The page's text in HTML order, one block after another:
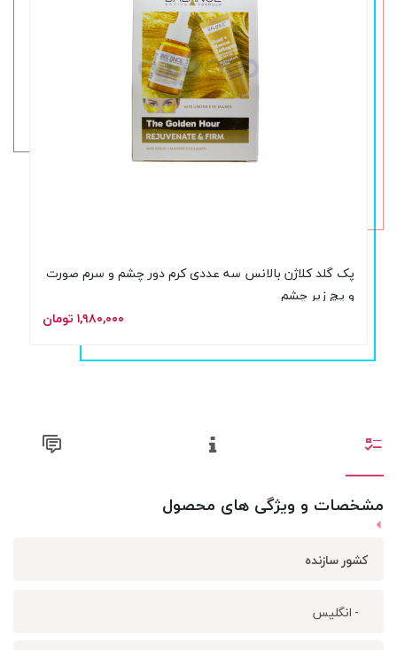
پک گلد کلاژن بالانس سه عددی کرم دور چشم و سرم صورت
و پچ زیر چشم
۱,۹۸۰,۰۰۰ تومان
مشخصات و ویژگی های محصول
کشور سازنده
- انگلیس